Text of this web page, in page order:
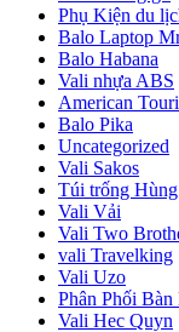
Phụ Kiện du
Balo Laptop
Balo Habana
Vali nhựa ABS
American
Balo Pika
Uncategorized
Vali Sakos
Túi trống
Vali Vải
Vali Two
vali Travelking
Vali Uzo
Phân Phối
Vali Hec Quyn